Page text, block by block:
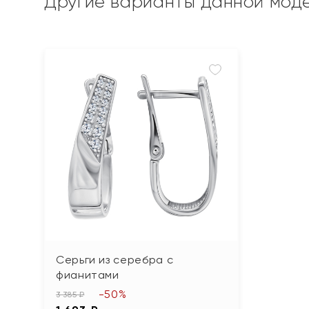
Серьги из серебра с
фианитами
3 385 ₽ -50%